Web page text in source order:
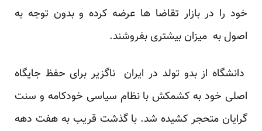
خود را در بازار تقاضا ها عرضه کرده و بدون توجه به
اصول به میزان بیشتری بفروشند.
دانشگاه از بدو تولد در ایران ناگزیر برای حفظ جایگاه
اصلی خود به کشمکش با نظام سیاسی خودکامه و سنت
گرایان متحجر کشیده شد. با گذشت قریب به هفت دهه